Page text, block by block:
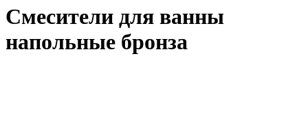
Смесители для ванны
напольные бронза